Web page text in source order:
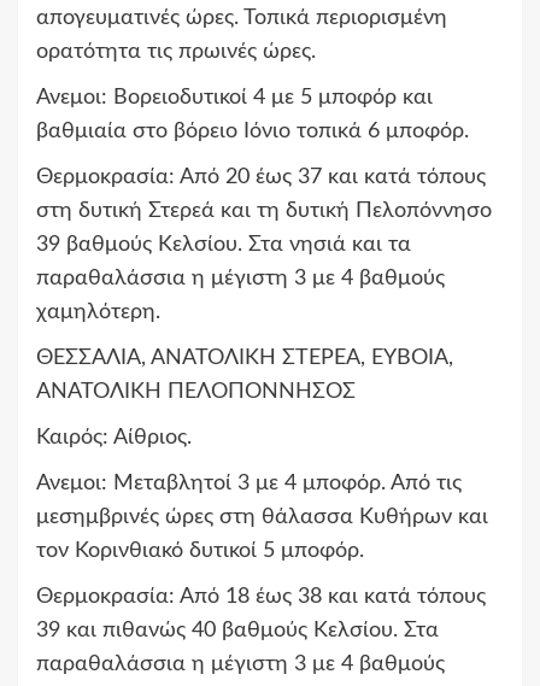
απογευματινές ώρες. Τοπικά περιορισμένη
ορατότητα τις πρωινές ώρες.
Ανεμοι: Βορειοδυτικοί 4 με 5 μποφόρ και
βαθμιαία στο βόρειο Ιόνιο τοπικά 6 μποφόρ.
Θερμοκρασία: Από 20 έως 37 και κατά τόπους
στη δυτική Στερεά και τη δυτική Πελοπόννησο
39 βαθμούς Κελσίου. Στα νησιά και τα
παραθαλάσσια η μέγιστη 3 με 4 βαθμούς
χαμηλότερη.
ΘΕΣΣΑΛΙΑ, ΑΝΑΤΟΛΙΚΗ ΣΤΕΡΕΑ, ΕΥΒΟΙΑ,
ΑΝΑΤΟΛΙΚΗ ΠΕΛΟΠΟΝΝΗΣΟΣ
Καιρός: Αίθριος.
Ανεμοι: Μεταβλητοί 3 με 4 μποφόρ. Από τις
μεσημβρινές ώρες στη θάλασσα Κυθήρων και
τον Κορινθιακό δυτικοί 5 μποφόρ.
Θερμοκρασία: Από 18 έως 38 και κατά τόπους
39 και πιθανώς 40 βαθμούς Κελσίου. Στα
παραθαλάσσια η μέγιστη 3 με 4 βαθμούς